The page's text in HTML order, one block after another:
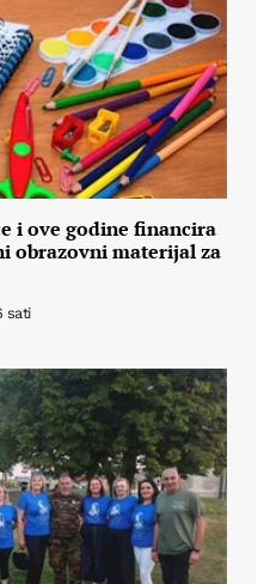
i ove godine financira
obrazovni materijal za
sati